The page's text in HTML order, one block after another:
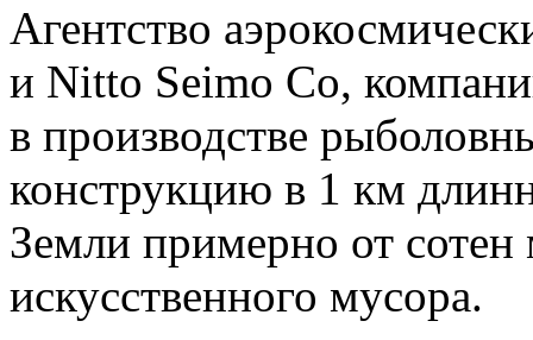
Агентство
и Nitto Seimo Co,
в производстве
конструкцию в 1 км
Земли примерно от сотен
искусственного мусора.